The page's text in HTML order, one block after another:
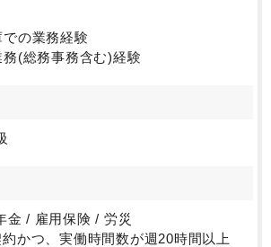
の業務経験
(総務事務含む)経験
金 / 雇用保険 / 労災
かつ、実働時間数が週20時間以上